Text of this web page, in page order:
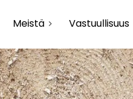
Meistä Vastuullisuus